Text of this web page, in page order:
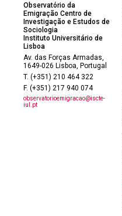
Observatório da
Emigração Centro de
Investigação e Estudos de
Sociologia
Instituto Universitário de
Lisboa
Av. das Forças Armadas,
1649-026 Lisboa, Portugal
T. (+351) 210 464 322
F. (+351) 217 940 074
observatorioemigracao@iscte-
iul.pt